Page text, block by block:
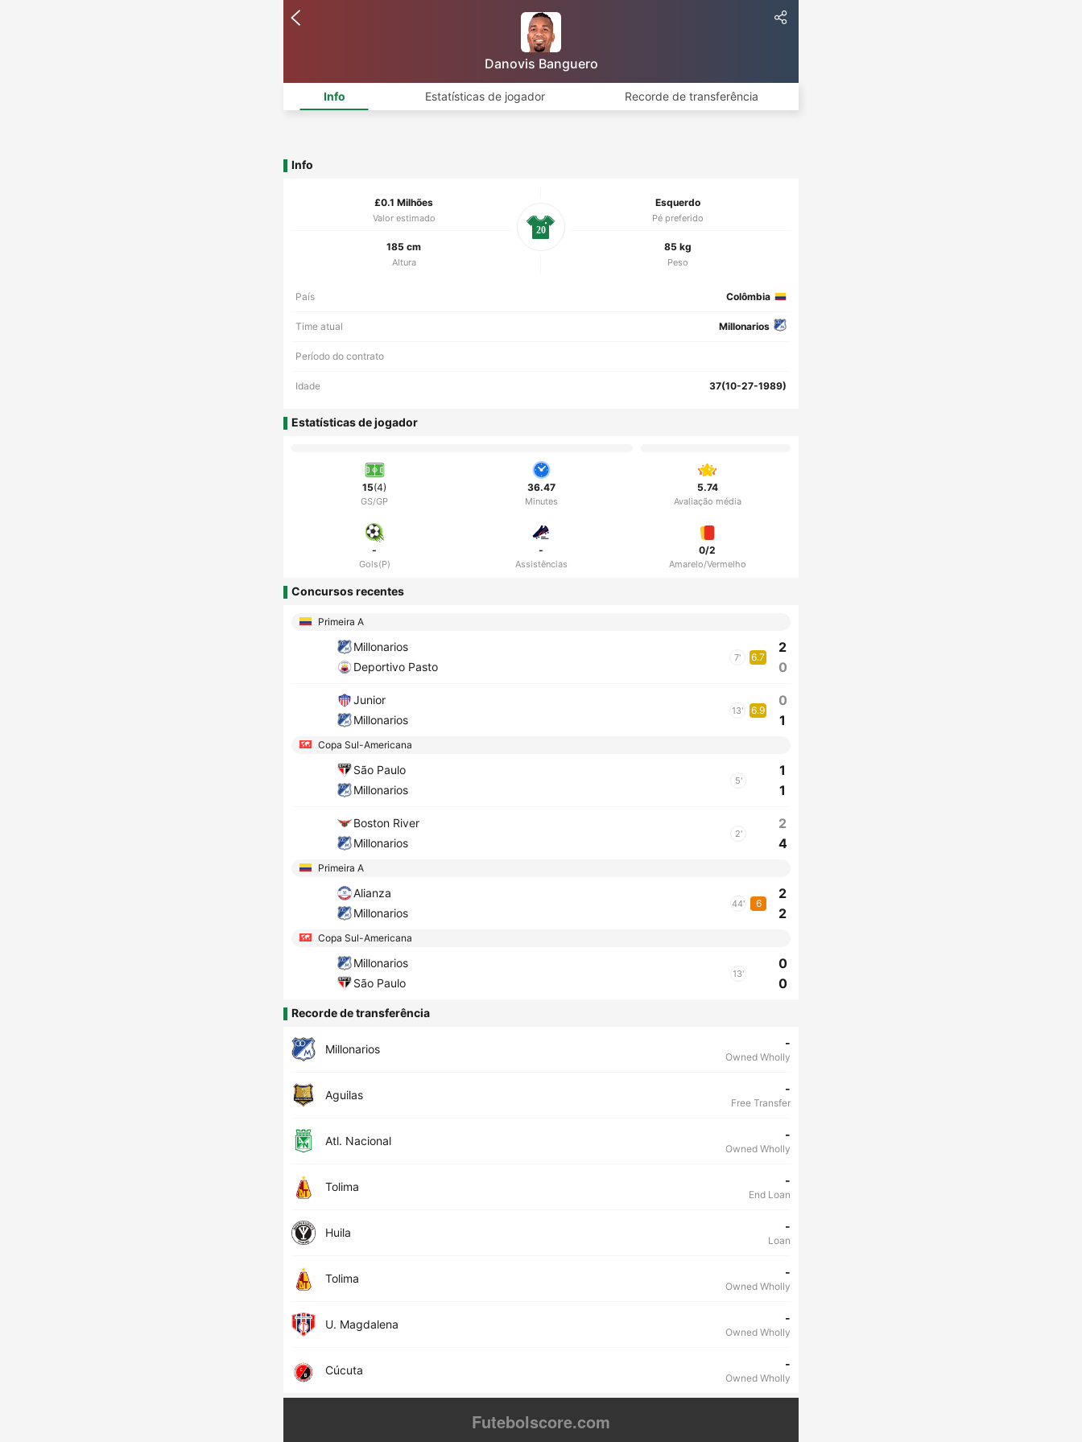
Danovis Banguero
Info Estatísticas de jogador Recorde de transferência
Info
£0.1 Milhões
Valor estimado
Esquerdo
Pé preferido
185 cm
Altura
85 kg
Peso
20
País Colômbia
Time atual Millonarios
Período do contrato
Idade 37(10-27-1989)
Estatísticas de jogador
15(4)
GS/GP
36.47
Minutes
5.74
Avaliação média
-
Gols(P)
-
Assistências
0/2
Amarelo/Vermelho
Concursos recentes
Primeira A
Millonarios
Deportivo Pasto
7' 6.7
2
0
Junior
Millonarios
13' 6.9
0
1
Copa Sul-Americana
São Paulo
Millonarios
5'
1
1
Boston River
Millonarios
2'
2
4
Primeira A
Alianza
Millonarios
44' 6
2
2
Copa Sul-Americana
Millonarios
São Paulo
13'
0
0
Recorde de transferência
Millonarios -
Owned Wholly
Aguilas -
Free Transfer
Atl. Nacional -
Owned Wholly
Tolima -
End Loan
Huila -
Loan
Tolima -
Owned Wholly
U. Magdalena -
Owned Wholly
Cúcuta -
Owned Wholly
Futebolscore.com